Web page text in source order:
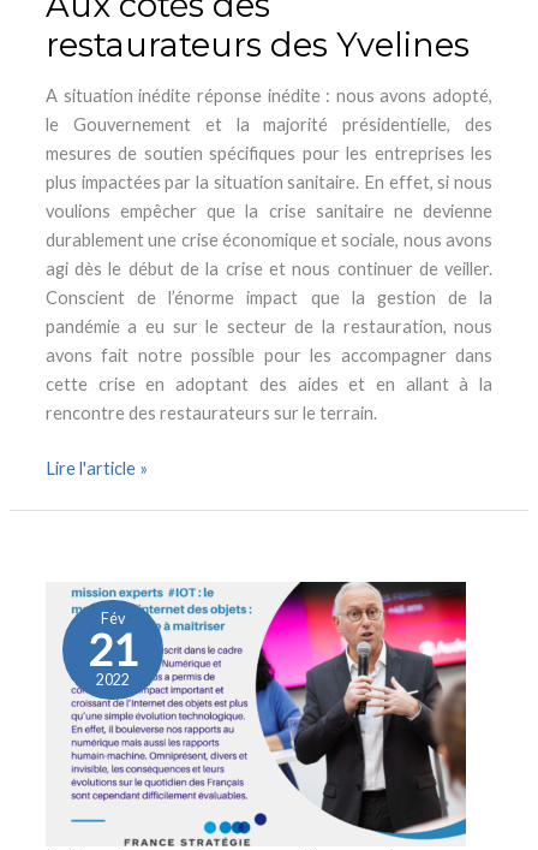
restaurateurs des Yvelines
A situation inédite réponse inédite : nous avons adopté,
le Gouvernement et la majorité présidentielle, des
mesures de soutien spécifiques pour les entreprises les
plus impactées par la situation sanitaire. En effet, si nous
voulions empêcher que la crise sanitaire ne devienne
durablement une crise économique et sociale, nous avons
agi dès le début de la crise et nous continuer de veiller.
Conscient de l’énorme impact que la gestion de la
pandémie a eu sur le secteur de la restauration, nous
avons fait notre possible pour les accompagner dans
cette crise en adoptant des aides et en allant à la
rencontre des restaurateurs sur le terrain.
Lire l'article »
Fév
21
2022
d’expertise
Le
monde
l’Internet
des
objets